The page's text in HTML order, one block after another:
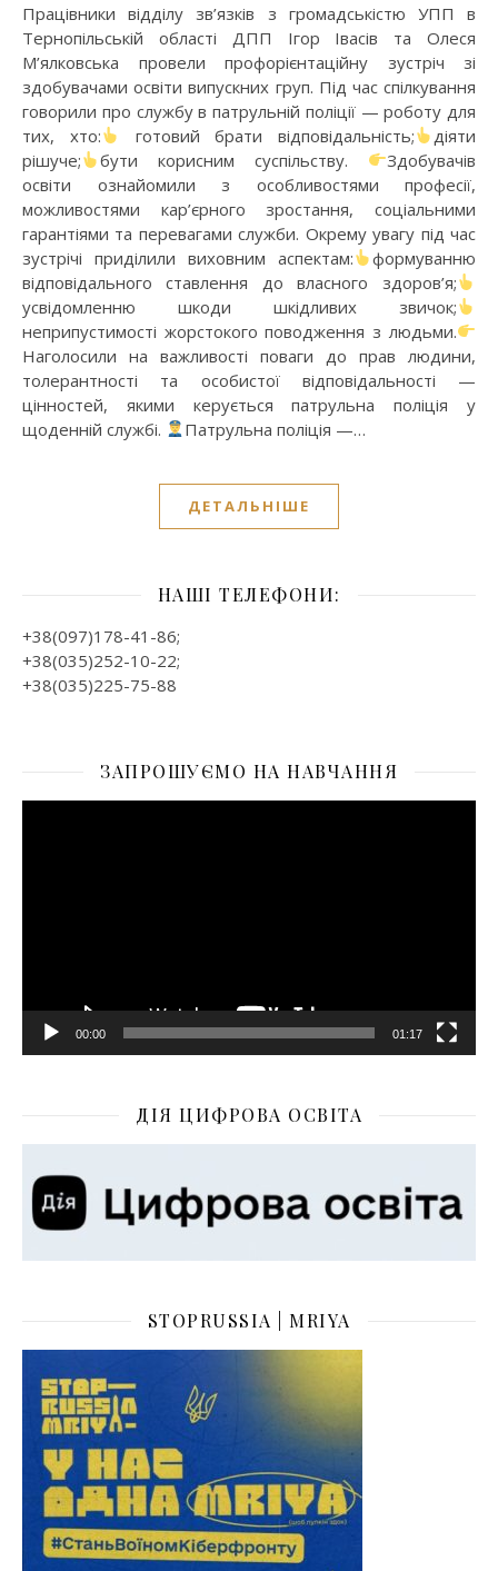
Працівники відділу зв’язків з громадськістю УПП в
Тернопільській області ДПП Ігор Івасів та Олеся
М’ялковська провели профорієнтаційну зустріч зі
здобувачами освіти випускних груп. Під час спілкування
говорили про службу в патрульній поліції — роботу для
тих, хто:
готовий брати відповідальність;
діяти
рішуче;
бути корисним суспільству.
Здобувачів
освіти ознайомили з особливостями професії,
можливостями кар’єрного зростання, соціальними
гарантіями та перевагами служби. Окрему увагу під час
зустрічі приділили виховним аспектам:
формуванню
відповідального ставлення до власного здоров’я;
усвідомленню шкоди шкідливих звичок;
неприпустимості жорстокого поводження з людьми.
Наголосили на важливості поваги до прав людини,
толерантності та особистої відповідальності —
цінностей, якими керується патрульна поліція у
щоденній службі.
Патрульна поліція —…
ДЕТАЛЬНІШЕ
НАШІ ТЕЛЕФОНИ:
+38(097)178-41-86;
+38(035)252-10-22;
+38(035)225-75-88
ЗАПРОШУЄМО НА НАВЧАННЯ
Відеопрогравач
00:00 01:17
ДІЯ ЦИФРОВА ОСВІТА
STOPRUSSIA | MRIYA